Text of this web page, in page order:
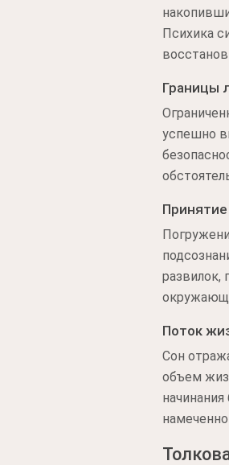
Психика
Границы
успешно
развилок,
Поток
Сон
объем